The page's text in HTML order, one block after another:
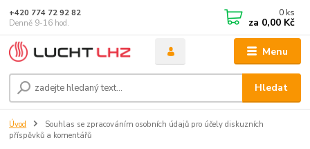
Menu
Hledat
+420 774 72 92 82
Denně 9-16 hod.
0 ks
za 0,00 Kč
Úvod
Souhlas se zpracováním osobních údajů pro účely diskuzních
příspěvků a komentářů